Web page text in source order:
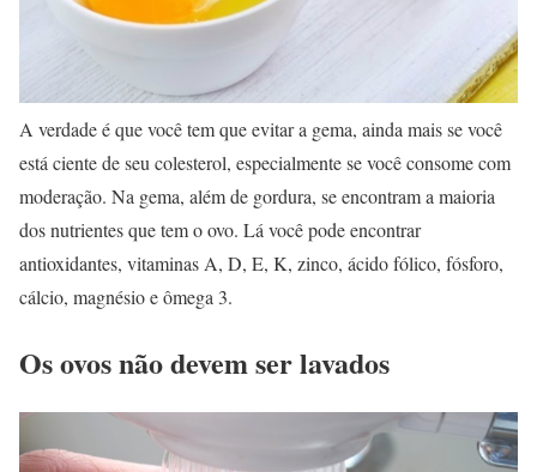
A verdade é que você tem que evitar a gema, ainda mais se você
está ciente de seu colesterol, especialmente se você consome com
moderação. Na gema, além de gordura, se encontram a maioria
dos nutrientes que tem o ovo. Lá você pode encontrar
antioxidantes, vitaminas A, D, E, K, zinco, ácido fólico, fósforo,
cálcio, magnésio e ômega 3.
Os ovos não devem ser lavados